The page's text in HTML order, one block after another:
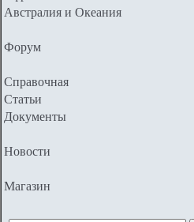
Австралия и Океания
Форум
Справочная
Статьи
Документы
Новости
Магазин